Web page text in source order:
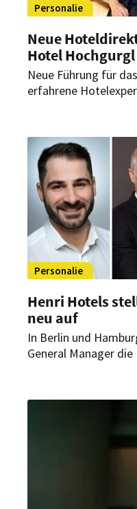
Personalie
Neue
Hotel Hochgurgl
Neue Führung für
erfahrene
stärken,
und das Profil des
gezielt schärfen.
Personalie
Henri Hotels
neu auf
In Berlin und
General Manager
Beförderung.